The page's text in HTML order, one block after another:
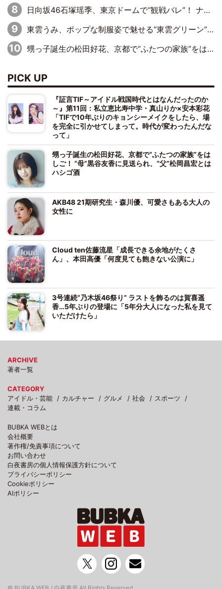
日向坂46石塚瑶季、東京ドームで“観戦バレ”！ ナイツ・塙も認めた「巨人に詳しすぎるアイドル」は元VENUSスクール生で杉内コーチ推し⁉
東雲うみ、ポップな制服姿で魅せる“東雲グリーン”の正体
甥っ子誕生の松田好花、京都で“ふたつの家族”をはしご！ “母”黒谷友香に見送られ、“父”松岡昌宏とはハシゴ酒
PICK UP
『証言TIF～アイドル戦国時代とはなんだったのか
～』第11回：私立恵比寿中学・真山りか×安本彩花
「TIFで10年ぶりのキョンシーメイクをしたら、場
を完全に引かせてしまって。時代が変わったんだな
って」
甥っ子誕生の松田好花、京都で“ふたつの家族”をは
しご！ “母”黒谷友香に見送られ、“父”松岡昌宏とは
ハシゴ酒
AKB48 21期研究生・森川優、可愛さもある大人の
女性に
Cloud ten佐藤流星「成長できる余地がたくさ
ん」、本田高優「何度見ても飽きない公演に」
3号連続“乃木坂46祭り” ラストを飾るのは賀喜遥
香…5年ぶりの登場に「5年分大人になった私を見て
いただけたら」
ARCHIVE
著者一覧
CATEGORY
アイドル・芸能
カルチャー グルメ 社会
スポーツ
連載・コラム
BUBKA WEBとは
会社概要
著作権/免責事項について
お問い合わせ
白夜書房の個人情報保護方針について
プライバシーポリシー
Cookieポリシー
AIポリシー